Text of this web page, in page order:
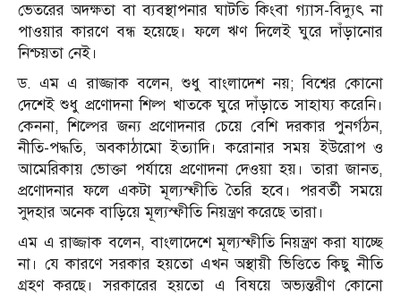
ভেতরের অদক্ষতা বা ব্যবস্থাপনার ঘাটতি কিংবা গ্যাস-বিদ্যুৎ না
পাওয়ার কারণে বন্ধ হয়েছে। ফলে ঋণ দিলেই ঘুরে দাঁড়ানোর
নিশ্চয়তা নেই।
ড. এম এ রাজ্জাক বলেন, শুধু বাংলাদেশ নয়; বিশ্বের কোনো
দেশেই শুধু প্রণোদনা শিল্প খাতকে ঘুরে দাঁড়াতে সাহায্য করেনি।
কেননা, শিল্পের জন্য প্রণোদনার চেয়ে বেশি দরকার পুনর্গঠন,
নীতি-পদ্ধতি, অবকাঠামো ইত্যাদি। করোনার সময় ইউরোপ ও
আমেরিকায় ভোক্তা পর্যায়ে প্রণোদনা দেওয়া হয়। তারা জানত,
প্রণোদনার ফলে একটা মূল্যস্ফীতি তৈরি হবে। পরবর্তী সময়ে
সুদহার অনেক বাড়িয়ে মূল্যস্ফীতি নিয়ন্ত্রণ করেছে তারা।
এম এ রাজ্জাক বলেন, বাংলাদেশে মূল্যস্ফীতি নিয়ন্ত্রণ করা যাচ্ছে
না। যে কারণে সরকার হয়তো এখন অস্থায়ী ভিত্তিতে কিছু নীতি
গ্রহণ করছে। সরকারের হয়তো এ বিষয়ে অভ্যন্তরীণ কোনো